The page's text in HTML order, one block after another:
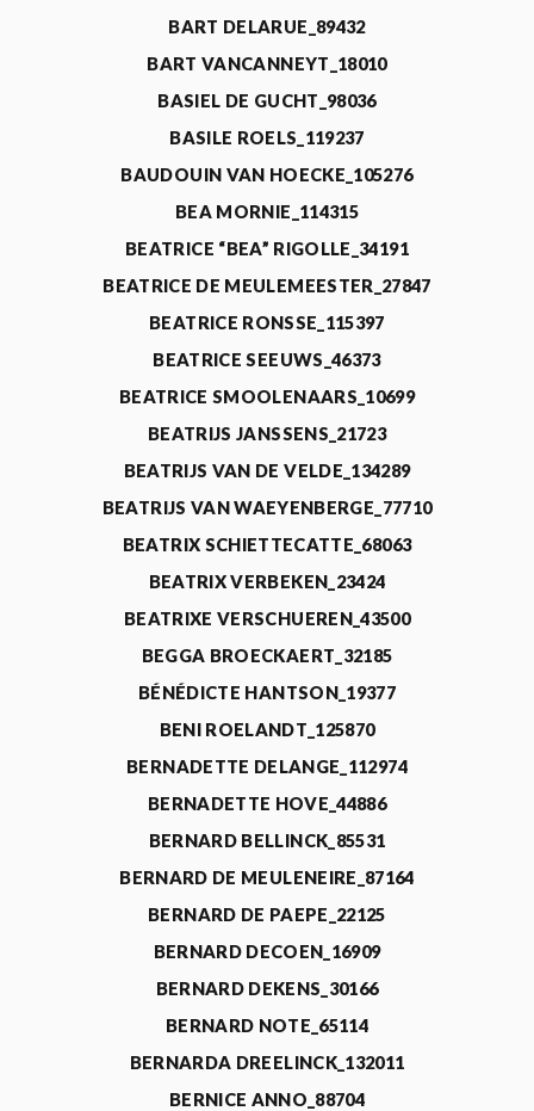
BART DELARUE_89432
BART VANCANNEYT_18010
BASIEL DE GUCHT_98036
BASILE ROELS_119237
BAUDOUIN VAN HOECKE_105276
BEA MORNIE_114315
BEATRICE “BEA” RIGOLLE_34191
BEATRICE DE MEULEMEESTER_27847
BEATRICE RONSSE_115397
BEATRICE SEEUWS_46373
BEATRICE SMOOLENAARS_10699
BEATRIJS JANSSENS_21723
BEATRIJS VAN DE VELDE_134289
BEATRIJS VAN WAEYENBERGE_77710
BEATRIX SCHIETTECATTE_68063
BEATRIX VERBEKEN_23424
BEATRIXE VERSCHUEREN_43500
BEGGA BROECKAERT_32185
BÉNÉDICTE HANTSON_19377
BENI ROELANDT_125870
BERNADETTE DELANGE_112974
BERNADETTE HOVE_44886
BERNARD BELLINCK_85531
BERNARD DE MEULENEIRE_87164
BERNARD DE PAEPE_22125
BERNARD DECOEN_16909
BERNARD DEKENS_30166
BERNARD NOTE_65114
BERNARDA DREELINCK_132011
BERNICE ANNO_88704